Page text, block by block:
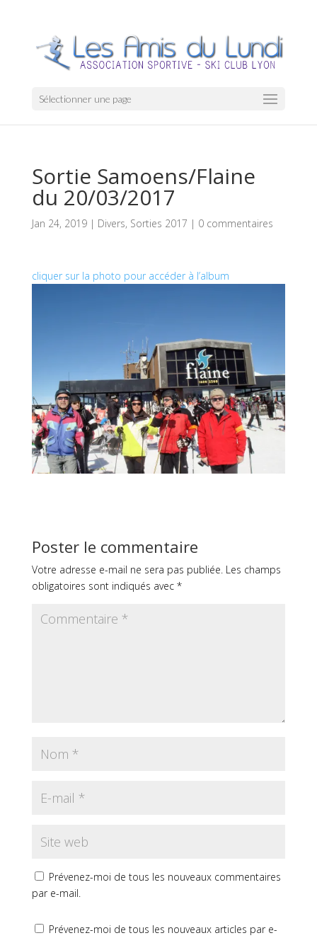
Sélectionner une page
Sortie Samoens/Flaine
du 20/03/2017
Jan 24, 2019| Divers, Sorties 2017 | 0 commentaires
cliquer sur la photo pour accéder à l’album
Poster le commentaire
Votre adresse e-mail ne sera pas publiée. Les champs
obligatoires sont indiqués avec *
Prévenez-moi de tous les nouveaux commentaires
par e-mail.
Prévenez-moi de tous les nouveaux articles par e-